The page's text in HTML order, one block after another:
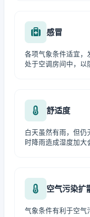
感冒
各项气象条件适宜，
处于空调房间中，以
舒适度
白天虽然有雨，但仍
时降雨造成湿度加大
空气污染扩
气象条件有利于空气